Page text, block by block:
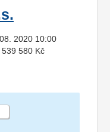
2020 10:00
580 Kč